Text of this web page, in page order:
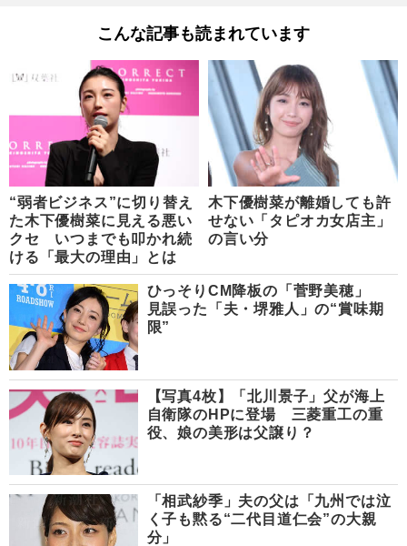
こんな記事も読まれています
“弱者ビジネス”に切り替え
た木下優樹菜に見える悪い
クセ いつまでも叩かれ続
ける「最大の理由」とは
木下優樹菜が離婚しても許
せない「タピオカ女店主」
の言い分
ひっそりCM降板の「菅野美穂」
見誤った「夫・堺雅人」の“賞味期
限”
【写真4枚】「北川景子」父が海上
自衛隊のHPに登場 三菱重工の重
役、娘の美形は父譲り？
「相武紗季」夫の父は「九州では泣
く子も黙る“二代目道仁会”の大親
分」